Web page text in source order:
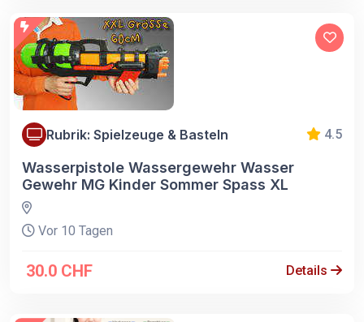
Rubrik: Spielzeuge & Basteln 4.5
Wasserpistole Wassergewehr Wasser
Gewehr MG Kinder Sommer Spass XL
Vor 10 Tagen
30.0 CHF Details